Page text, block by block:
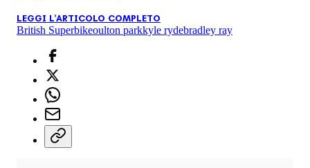
LEGGI L'ARTICOLO COMPLETO
British Superbikeoulton parkkyle rydebradley ray